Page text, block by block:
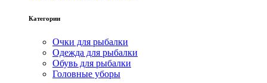
Категории
Очки для рыбалки
Одежда для рыбалки
Обувь для рыбалки
Головные уборы